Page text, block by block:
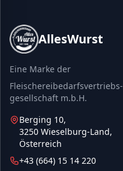
AllesWurst
Eine Marke der
Fleischereibedarfsvertriebs-
gesellschaft m.b.H.
Berging 10,
3250 Wieselburg-Land,
Österreich
+43 (664) 15 14 220